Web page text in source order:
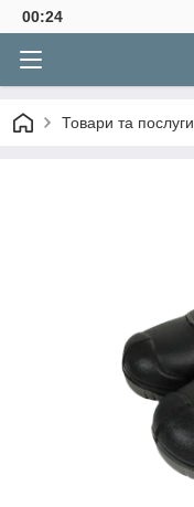
00:24
Товари та послуги